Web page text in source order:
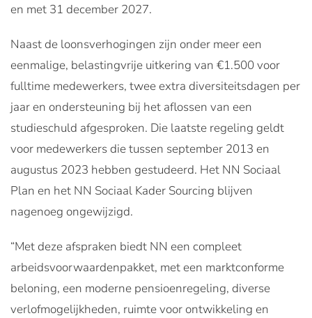
en met 31 december 2027.
Naast de loonsverhogingen zijn onder meer een
eenmalige, belastingvrije uitkering van €1.500 voor
fulltime medewerkers, twee extra diversiteitsdagen per
jaar en ondersteuning bij het aflossen van een
studieschuld afgesproken. Die laatste regeling geldt
voor medewerkers die tussen september 2013 en
augustus 2023 hebben gestudeerd. Het NN Sociaal
Plan en het NN Sociaal Kader Sourcing blijven
nagenoeg ongewijzigd.
“Met deze afspraken biedt NN een compleet
arbeidsvoorwaardenpakket, met een marktconforme
beloning, een moderne pensioenregeling, diverse
verlofmogelijkheden, ruimte voor ontwikkeling en